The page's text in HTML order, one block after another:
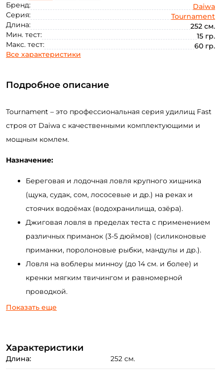
Бренд:
Daiwa
Серия:
Tournament
Длина:
252 см.
Мин. тест:
15 гр.
Макс. тест:
60 гр.
Все характеристики
Подробное описание
Tournament – это профессиональная серия удилищ Fast
строя от Daiwa с качественными комплектующими и
мощным комлем.
Назначение:
Береговая и лодочная ловля крупного хищника
(щука, судак, сом, лососевые и др.) на реках и
стоячих водоёмах (водохранилища, озёра).
Джиговая ловля в пределах теста с применением
различных приманок (3-5 дюймов) (силиконовые
приманки, поролоновые рыбки, мандулы и др.).
Ловля на воблеры минноу (до 14 см. и более) и
кренки мягким твичингом и равномерной
проводкой.
Охота на трофейного тайменя с применением
Морская ловля на различные объёмные приманки
(пилькеры, крупные воблеры).
Показать еще
Характеристики
Длина: 252 см.